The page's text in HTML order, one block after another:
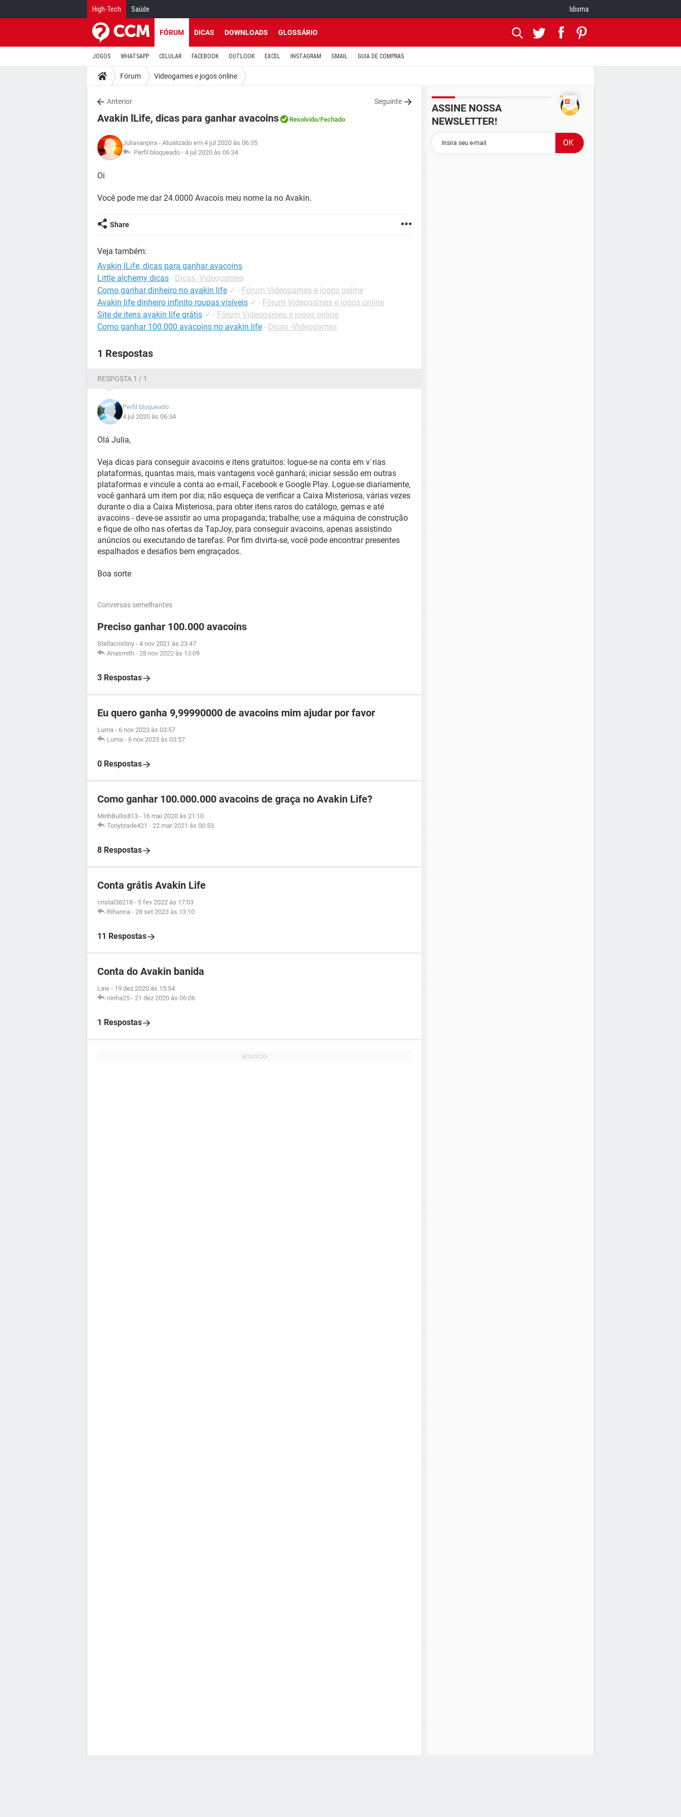
High-Tech Saúde Idioma
FÓRUM DICAS DOWNLOADS GLOSSÁRIO
JOGOS WHATSAPP CELULAR FACEBOOK OUTLOOK EXCEL INSTAGRAM GMAIL GUIA DE COMPRAS
Fórum Videogames e jogos online
Anterior Seguinte
Avakin lLife, dicas para ganhar avacoins Resolvido/Fechado
Juliavanpira - Atualizado em 4 jul 2020 às 06:35
Perfil bloqueado - 4 jul 2020 às 06:34
Oi
Você pode me dar 24.0000 Avacois meu nome la no Avakin.
Share
Veja também:
Avakin lLife, dicas para ganhar avacoins
Little alchemy dicas - Dicas -Videogames
Como ganhar dinheiro no avakin life ✓ - Fórum Videogames e jogos online
Avakin life dinheiro infinito roupas visíveis ✓ - Fórum Videogames e jogos online
Site de itens avakin life grátis ✓ - Fórum Videogames e jogos online
Como ganhar 100.000 avacoins no avakin life - Dicas -Videogames
1 Respostas
RESPOSTA 1 / 1
Perfil bloqueado
4 jul 2020 às 06:34
Olá Julia,
Veja dicas para conseguir avacoins e itens gratuitos: logue-se na conta em v´rias
plataformas, quantas mais, mais vantagens você ganhará; iniciar sessão em outras
plataformas e vincule a conta ao e-mail, Facebook e Google Play. Logue-se diariamente,
você ganhará um item por dia; não esqueça de verificar a Caixa Misteriosa, várias vezes
durante o dia a Caixa Misteriosa, para obter itens raros do catálogo, gemas e até
avacoins - deve-se assistir ao uma propaganda; trabalhe; use a máquina de construção
e fique de olho nas ofertas da TapJoy, para conseguir avacoins, apenas assistindo
anúncios ou executando de tarefas. Por fim divirta-se, você pode encontrar presentes
espalhados e desafios bem engraçados.
Boa sorte
Conversas semelhantes
Preciso ganhar 100.000 avacoins
Stellacristiny - 4 nov 2021 às 23:47
Anasmith - 28 nov 2022 às 13:09
3 Respostas
Eu quero ganha 9,99990000 de avacoins mim ajudar por favor
Luma - 6 nov 2023 às 03:57
Luma - 6 nov 2023 às 03:57
0 Respostas
Como ganhar 100.000.000 avacoins de graça no Avakin Life?
MinhBullis813 - 16 mai 2020 às 21:10
Tonybrade421 - 22 mar 2021 às 00:53
8 Respostas
Conta grátis Avakin Life
cristal38218 - 5 fev 2022 às 17:03
Rihanna - 28 set 2023 às 13:10
11 Respostas
Conta do Avakin banida
Law - 19 dez 2020 às 15:54
ninha25 - 21 dez 2020 às 06:06
1 Respostas
ASSINE NOSSA
NEWSLETTER!